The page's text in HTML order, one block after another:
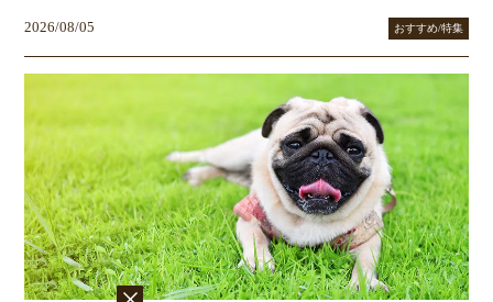
2026/08/05 おすすめ/特集